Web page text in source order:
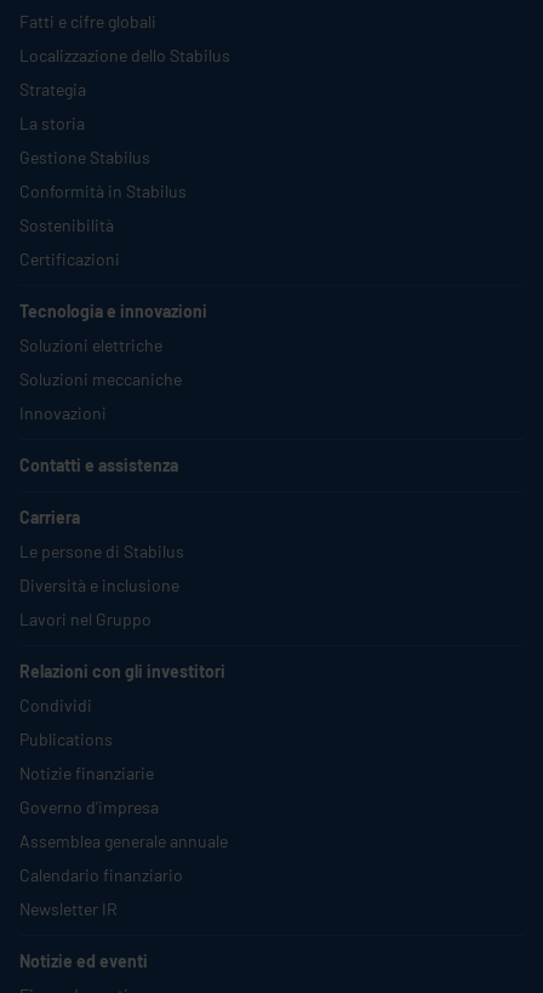
Fatti e cifre globali
Localizzazione dello Stabilus
Strategia
La storia
Gestione Stabilus
Conformità in Stabilus
Sostenibilità
Certificazioni
Tecnologia e innovazioni
Soluzioni elettriche
Soluzioni meccaniche
Innovazioni
Contatti e assistenza
Carriera
Le persone di Stabilus
Diversità e inclusione
Lavori nel Gruppo
Relazioni con gli investitori
Condividi
Publications
Notizie finanziarie
Governo d'impresa
Assemblea generale annuale
Calendario finanziario
Newsletter IR
Notizie ed eventi